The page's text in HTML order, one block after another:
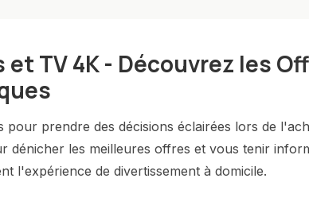
TV 4K - Découvrez les
pour prendre des décisions éclairées lors de
dénicher les meilleures offres et vous tenir
l'expérience de divertissement à domicile.